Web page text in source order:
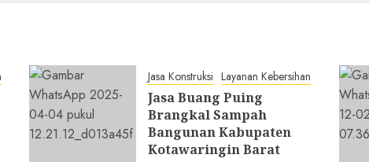
Jasa Konstruksi Layanan Kebersihan
Jasa Buang Puing
Brangkal Sampah
Bangunan Kabupaten
Kotawaringin Barat